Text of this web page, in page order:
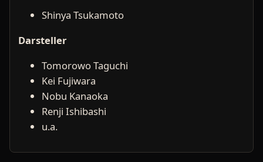
Shinya Tsukamoto
Darsteller
Tomorowo Taguchi
Kei Fujiwara
Nobu Kanaoka
Renji Ishibashi
u.a.